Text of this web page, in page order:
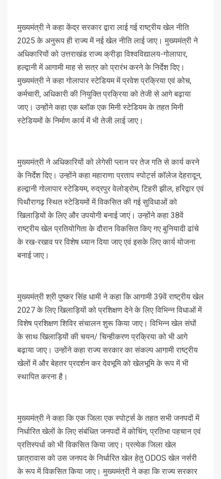
मुख्यमंत्री ने कहा केंद्र सरकार द्वारा लाई गई राष्ट्रीय खेल नीति
2025 के अनुरूप ही राज्य में नई खेल नीति लाई जाए। मुख्यमंत्री ने
अधिकारियों को उत्तराखंड राज्य क्रीड़ा विश्वविद्यालय-गोलापार,
हल्द्वानी में आगामी माह से सत्र को प्रारंभ करने के निर्देश दिए।
मुख्यमंत्री ने कहा गोलापार स्टेडियम में प्रवेश प्रक्रिया एवं कोच,
कर्मचारी, अधिकारी की नियुक्ति प्रक्रिया को तेजी से आगे बढ़ाया
जाए। उन्होंने कहा एक ब्लॉक एक मिनी स्टेडियम के तहत मिनी
स्टेडियमों के निर्माण कार्य में भी तेजी लाई जाए।
मुख्यमंत्री ने अधिकारियों को लेगेसी प्लान पर तेज गति से कार्य करने
के निर्देश दिए। उन्होंने कहा महाराणा प्रताप स्पोर्ट्स कॉलेज देहरादून,
हल्द्वानी गोलापार स्टेडियम, रुद्रपुर वेलोड्रोम, टिहरी झील, हरिद्वार एवं
पिथौरागढ़ स्थित स्टेडियमों में विकसित की गई सुविधाओं को
खिलाड़ियों के लिए और उपयोगी बनाई जाएं। उन्होंने कहा 38वें
राष्ट्रीय खेल प्रतियोगिता के दौरान विकसित किए गए बुनियादी ढांचे
के रख-रखाव पर विशेष ध्यान दिया जाए एवं इसके लिए कार्य योजना
बनाई जाए।
मुख्यमंत्री श्री पुष्कर सिंह धामी ने कहा कि आगामी 39वें राष्ट्रीय खेल
2027 के लिए खिलाड़ियों को प्रशिक्षण देने के लिए विभिन्न विधाओं में
विशेष प्रशिक्षण शिविर संचालन शुरू किया जाए। विभिन्न खेल संघों
के साथ खिलाड़ियों की चयन/ चिन्हीकरण प्रक्रिया को भी आगे
बढ़ाया जाए। उन्होंने कहा राज्य सरकार का संकल्प आगामी राष्ट्रीय
खेलों में और बेहतर प्रदर्शन कर देवभूमि को खेलभूमि के रूप में भी
स्थापित करना है।
मुख्यमंत्री ने कहा कि एक जिला एक स्पोर्ट्स के तहत सभी जनपदों में
निर्धारित खेलों के लिए संबंधित जनपदों में कोचिंग, प्रतिभा पहचान एवं
प्रतिस्पर्धा को भी विकसित किया जाए। प्रत्येक जिला खेल
छात्रावास को उस जनपद के निर्धारित खेल हेतु ODOS खेल नर्सरी
के रूप में विकसित किया जाए। मुख्यमंत्री ने कहा कि राज्य सरकार